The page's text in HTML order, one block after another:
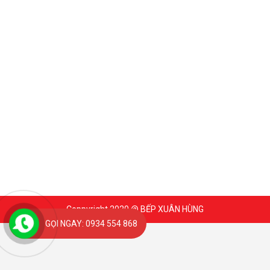
Coppyright 2020 @ BẾP XUÂN HÙNG
GỌI NGAY: 0934 554 868